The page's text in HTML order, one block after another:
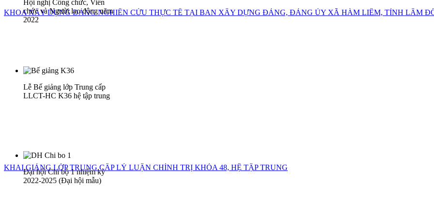
KHOA XÂY DỰNG ĐẢNG NGHIÊN CỨU THỰC TẾ TẠI BAN XÂY DỰNG ĐẢNG, ĐẢNG ỦY XÃ HÀM LIÊM, TỈNH LÂM
KHAI GIẢNG LỚP TRUNG CẤP LÝ LUẬN CHÍNH TRỊ KHÓA 48, HỆ TẬP TRUNG
Hội nghị Công chức, Viên
chức và Người lao động năm
2022
Lễ Bế giảng lớp Trung cấp
LLCT-HC K36 hệ tập trung
Đại hội Chi bộ 1 nhiệm kỳ
2022-2025 (Đại hội mẫu)